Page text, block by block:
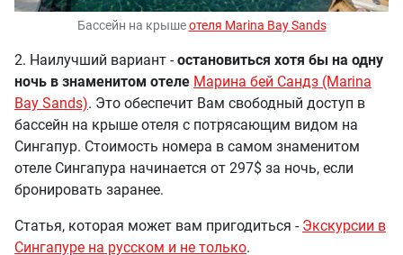
Бассейн на крышеотеля Marina Bay Sands
2. Наилучший вариант -остановиться хотя бы на одну
ночь в знаменитом отеле Марина бей Сандз (Marina
Bay Sands). Это обеспечит Вам свободный доступ в
бассейн на крыше отеля с потрясающим видом на
Сингапур. Стоимость номера в самом знаменитом
отеле Сингапура начинается от 297$ за ночь, если
бронировать заранее.
Статья, которая может вам пригодиться - Экскурсии в
Сингапуре на русском и не только.